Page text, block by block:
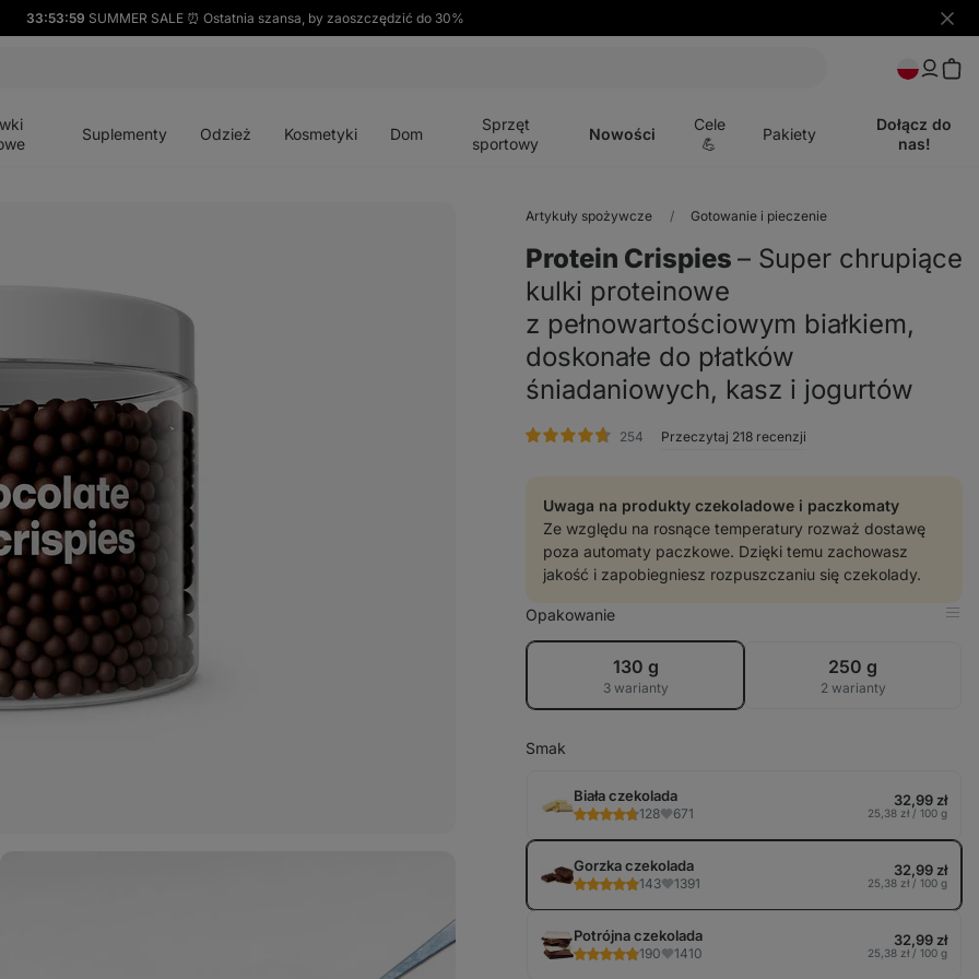
33:53:58 SUMMER SALE ⏰ Ostatnia szansa, by zaoszczędzić do 30%
Ukryj
Suplementy Odzież Kosmetyki Dom
Sprzęt
sportowy
Nowości
Cele
💪
menu
Pakiety
Dołącz do
nas!
Artykuły spożywcze Gotowanie i pieczenie
Protein Crispies ⁠–⁠ Super chrupiące
kulki proteinowe
z pełnowartościowym białkiem,
doskonałe do płatków
śniadaniowych, kasz i jogurtów
254 ocena
Przeczytaj 218 recenzji
Uwaga na produkty czekoladowe i paczkomaty
Ze względu na rosnące temperatury rozważ dostawę
poza automaty paczkowe. Dzięki temu zachowasz
jakość i zapobiegniesz rozpuszczaniu się czekolady.
Opakowanie
130 g
3 warianty
250 g
2 warianty
Smak
Biała czekolada
128 671
32,99 zł
25,38 zł / 100 g
Gorzka czekolada
143 1391
32,99 zł
25,38 zł / 100 g
Potrójna czekolada
190 1410
32,99 zł
25,38 zł / 100 g